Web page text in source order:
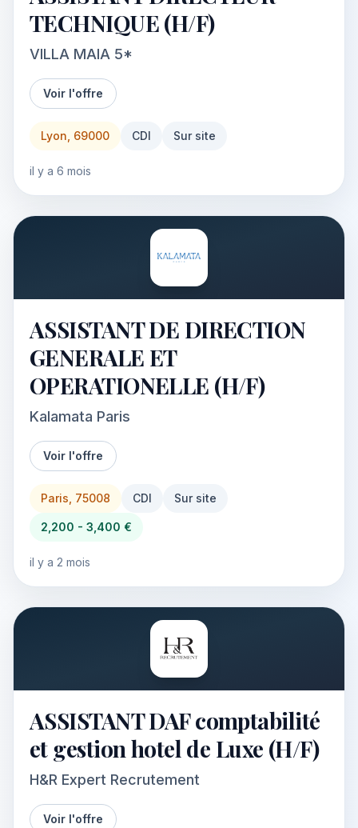
TECHNIQUE (H/F)
VILLA MAIA 5*
Voir l'offre
Lyon, 69000 CDI Sur site
il y a 6 mois
ASSISTANT DE DIRECTION
GENERALE ET
OPERATIONELLE (H/F)
Kalamata Paris
Voir l'offre
Paris, 75008 CDI Sur site
2,200 - 3,400 €
il y a 2 mois
ASSISTANT DAF comptabilité
et gestion hotel de Luxe (H/F)
H&R Expert Recrutement
Voir l'offre